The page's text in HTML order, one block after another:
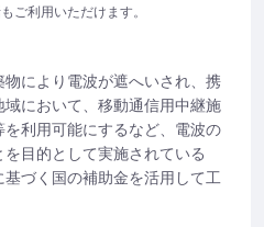
ご利用いただけます。
物により電波が遮へいされ、携
において、移動通信用中継施
利用可能にするなど、電波の
目的として実施されている
基づく国の補助金を活用して工